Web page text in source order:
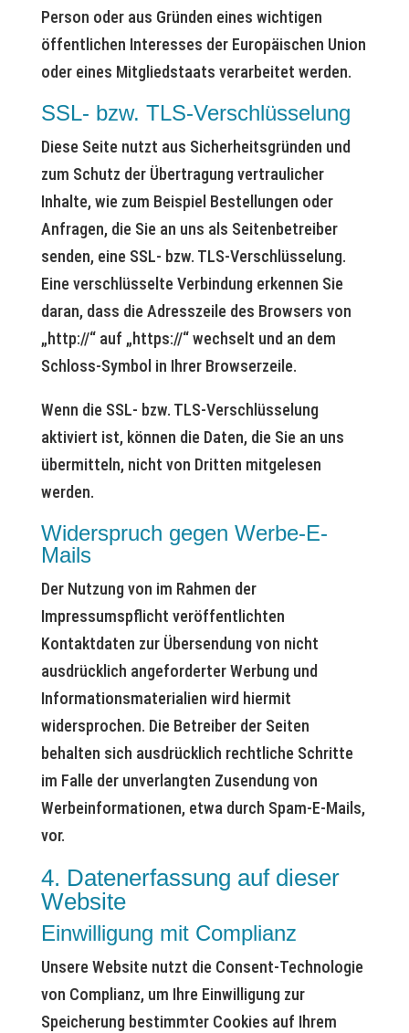
Person oder aus Gründen eines wichtigen
öffentlichen Interesses der Europäischen Union
oder eines Mitgliedstaats verarbeitet werden.
SSL- bzw. TLS-Verschlüsselung
Diese Seite nutzt aus Sicherheitsgründen und
zum Schutz der Übertragung vertraulicher
Inhalte, wie zum Beispiel Bestellungen oder
Anfragen, die Sie an uns als Seitenbetreiber
senden, eine SSL- bzw. TLS-Verschlüsselung.
Eine verschlüsselte Verbindung erkennen Sie
daran, dass die Adresszeile des Browsers von
„http://“ auf „https://“ wechselt und an dem
Schloss-Symbol in Ihrer Browserzeile.
Wenn die SSL- bzw. TLS-Verschlüsselung
aktiviert ist, können die Daten, die Sie an uns
übermitteln, nicht von Dritten mitgelesen
werden.
Widerspruch gegen Werbe-E-
Mails
Der Nutzung von im Rahmen der
Impressumspflicht veröffentlichten
Kontaktdaten zur Übersendung von nicht
ausdrücklich angeforderter Werbung und
Informationsmaterialien wird hiermit
widersprochen. Die Betreiber der Seiten
behalten sich ausdrücklich rechtliche Schritte
im Falle der unverlangten Zusendung von
Werbeinformationen, etwa durch Spam-E-Mails,
vor.
4. Datenerfassung auf dieser
Website
Einwilligung mit Complianz
Unsere Website nutzt die Consent-Technologie
von Complianz, um Ihre Einwilligung zur
Speicherung bestimmter Cookies auf Ihrem